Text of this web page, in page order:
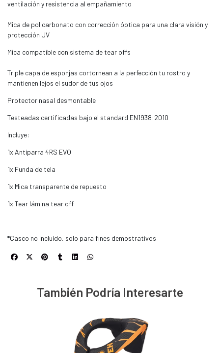
ventilación y resistencia al empañamiento
Mica de policarbonato con corrección óptica para una clara visión y
protección UV
Mica compatible con sistema de tear offs
Triple capa de esponjas cortornean a la perfección tu rostro y
mantienen lejos el sudor de tus ojos
Protector nasal desmontable
Testeadas certificadas bajo el standard EN1938:2010
Incluye:
1x Antiparra 4RS EVO
1x Funda de tela
1x Mica transparente de repuesto
1x Tear lámina tear off
*Casco no incluído, solo para fines demostrativos
También Podría Interesarte